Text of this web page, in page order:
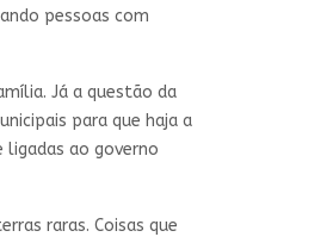
pessoas com
Já a questão da
para que haja a
ao governo
raras. Coisas que